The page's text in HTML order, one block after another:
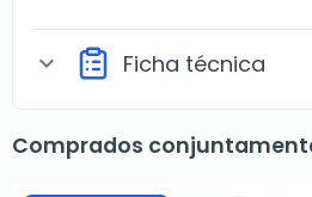
expand_more Ficha técnica
Comprados